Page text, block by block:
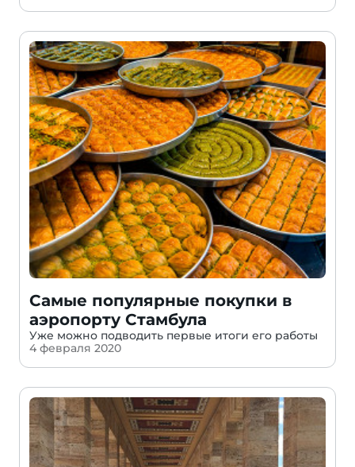
Самые популярные покупки в
аэропорту Стамбула
Уже можно подводить первые итоги его работы
4 февраля 2020